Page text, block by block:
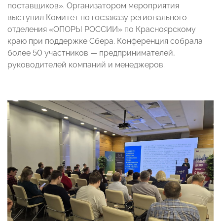
поставщиков». Организатором мероприятия
выступил Комитет по госзаказу регионального
отделения «ОПОРЫ РОССИИ» по Красноярскому
краю при поддержке Сбера. Конференция собрала
более 50 участников — предпринимателей,
руководителей компаний и менеджеров.